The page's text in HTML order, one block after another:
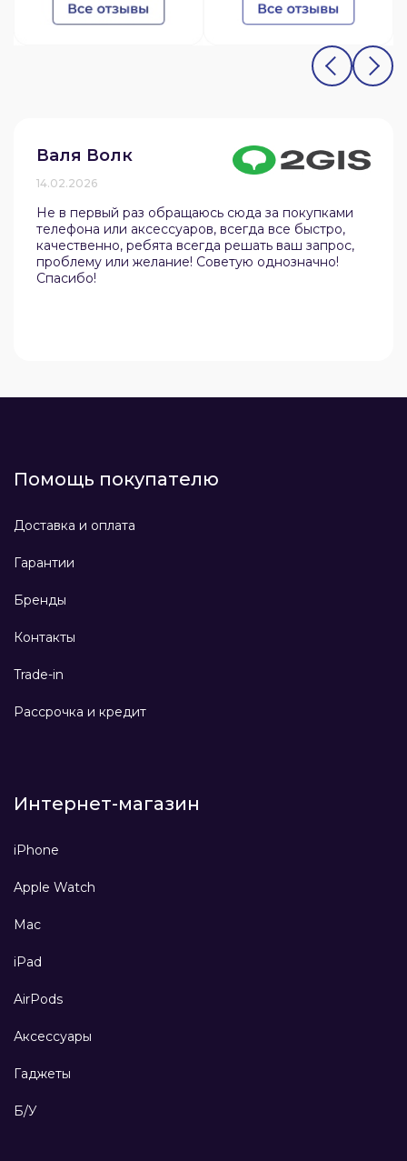
Валя Волк
14.02.2026
Не в первый раз обращаюсь сюда за покупками
телефона или аксессуаров, всегда все быстро,
качественно, ребята всегда решать ваш запрос,
проблему или желание! Советую однозначно!
Спасибо!
Помощь покупателю
Доставка и оплата
Гарантии
Бренды
Контакты
Trade-in
Рассрочка и кредит
Интернет-магазин
iPhone
Apple Watch
Mac
iPad
AirPods
Аксессуары
Гаджеты
Б/У